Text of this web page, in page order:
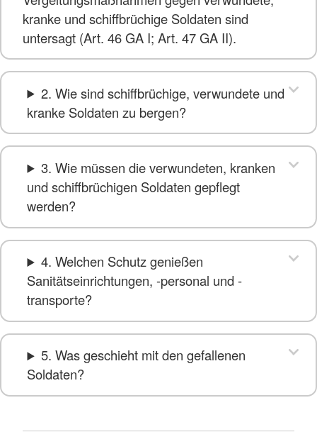
kranke und schiffbrüchige Soldaten sind
untersagt (Art. 46 GA I; Art. 47 GA II).
2. Wie sind schiffbrüchige, verwundete und
kranke Soldaten zu bergen?
3. Wie müssen die verwundeten, kranken
und schiffbrüchigen Soldaten gepflegt
werden?
4. Welchen Schutz genießen
Sanitätseinrichtungen, -personal und -
transporte?
5. Was geschieht mit den gefallenen
Soldaten?